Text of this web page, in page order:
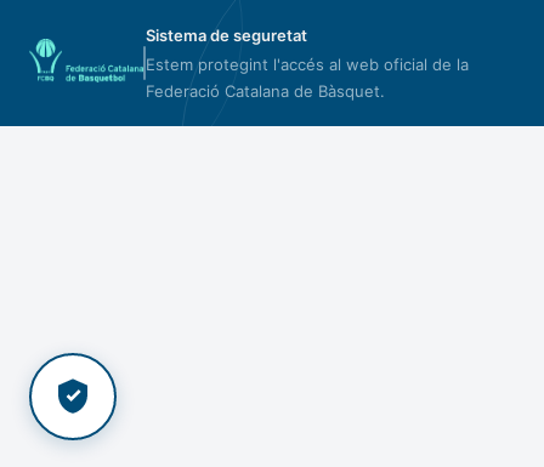
Sistema de seguretat
Estem protegint l'accés al web oficial de la
Federació Catalana de Bàsquet.